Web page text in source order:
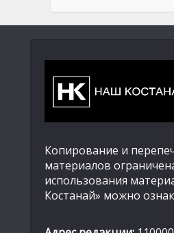
Копирование и
материалов
использования
Костанай» можно